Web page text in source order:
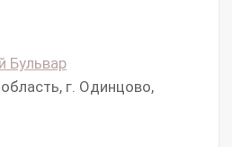
Бульвар
г. Одинцово,